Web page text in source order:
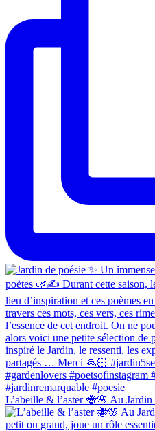
L’abeille & l’aster 🐝🌸 Au Jardin